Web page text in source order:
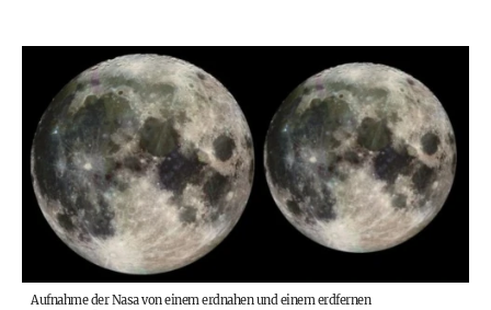
Aufnahme der Nasa von einem erdnahen und einem erdfernen